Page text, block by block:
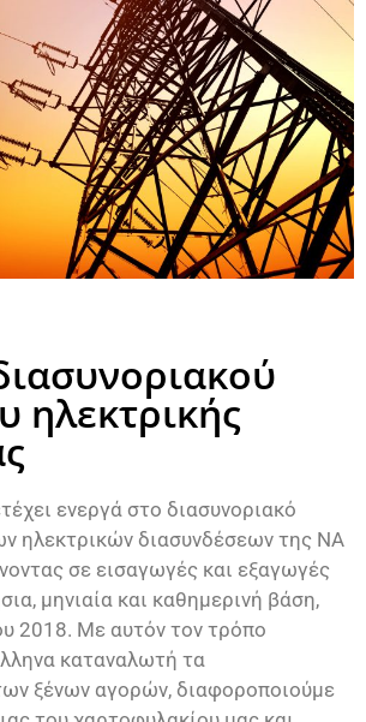
ηλεκτρικής
ενεργά στο διασυνοριακό
ηλεκτρικών διασυνδέσεων της ΝΑ
σε εισαγωγές και εξαγωγές
μηνιαία και καθημερινή βάση,
2018. Με αυτόν τον τρόπο
καταναλωτή τα
ξένων αγορών, διαφοροποιούμε